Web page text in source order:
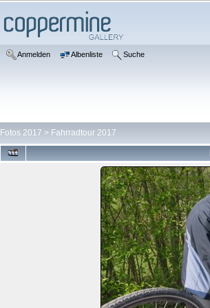
Anmelden Albenliste Suche
Fotos 2017 > Fahrradtour 2017